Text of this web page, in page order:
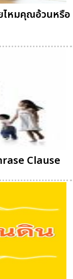
ไหมคุณอ้วนหรือ
Clause